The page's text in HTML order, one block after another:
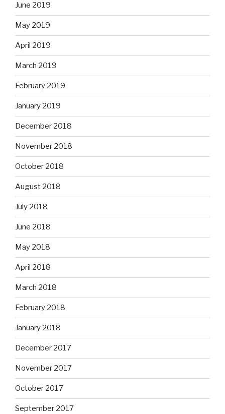
June 2019
May 2019
April 2019
March 2019
February 2019
January 2019
December 2018
November 2018
October 2018
August 2018
July 2018
June 2018
May 2018
April 2018
March 2018
February 2018
January 2018
December 2017
November 2017
October 2017
September 2017